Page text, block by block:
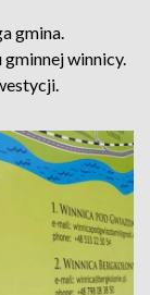
gmina.
gminnej winnicy.